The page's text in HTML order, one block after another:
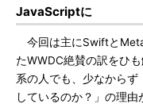
JavaScriptに
今回は主にSwiftと
たWWDC絶賛の訳をひ
系の人でも、少なから
しているのか？」の理由